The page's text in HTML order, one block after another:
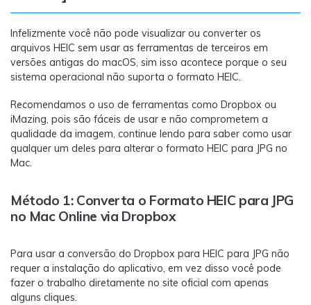
Infelizmente você não pode visualizar ou converter os
arquivos HEIC sem usar as ferramentas de terceiros em
versões antigas do macOS, sim isso acontece porque o seu
sistema operacional não suporta o formato HEIC.
Recomendamos o uso de ferramentas como Dropbox ou
iMazing, pois são fáceis de usar e não comprometem a
qualidade da imagem, continue lendo para saber como usar
qualquer um deles para alterar o formato HEIC para JPG no
Mac.
Método 1: Converta o Formato HEIC para JPG
no Mac Online via Dropbox
Para usar a conversão do Dropbox para HEIC para JPG não
requer a instalação do aplicativo, em vez disso você pode
fazer o trabalho diretamente no site oficial com apenas
alguns cliques.